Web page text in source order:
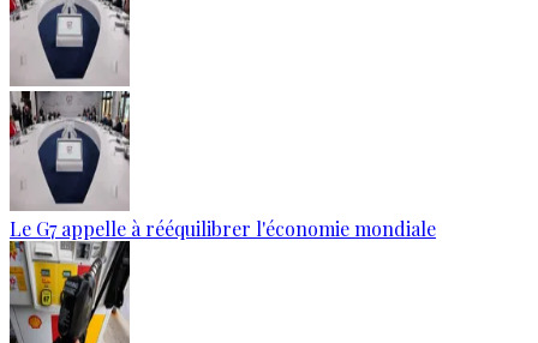
Le G7 appelle à rééquilibrer l'économie mondiale